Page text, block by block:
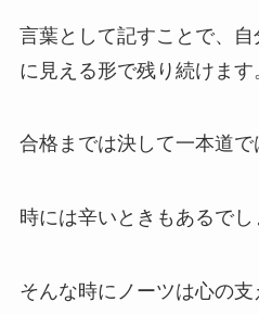
言葉として記すことで、
に見える形で残り続けます
合格までは決して一本道で
時には辛いときもあるでし
そんな時にノーツは心の